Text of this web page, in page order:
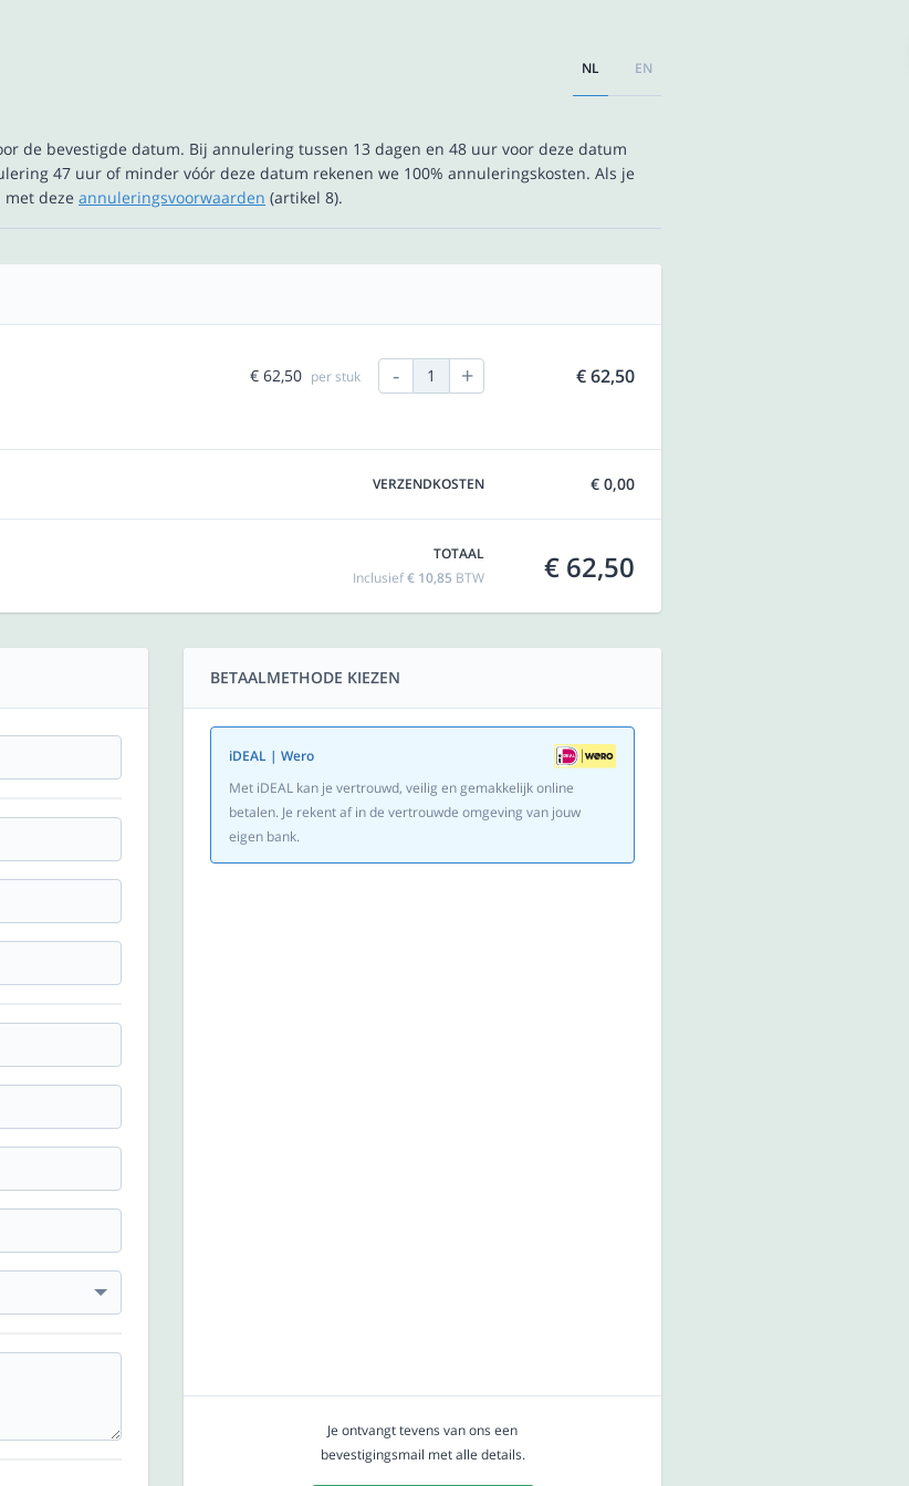
NL EN
de bevestigde datum. Bij annulering tussen 13 dagen en 48 uur voor deze datum
47 uur of minder vóór deze datum rekenen we 100% annuleringskosten. Als je
deze annuleringsvoorwaarden (artikel 8).
€ 62,50 per stuk - 1 + € 62,50
VERZENDKOSTEN € 0,00
TOTAAL
Inclusief€ 10,85 BTW € 62,50
BETAALMETHODE KIEZEN
iDEAL | Wero
Met iDEAL kan je vertrouwd, veilig en gemakkelijk online
betalen. Je rekent af in de vertrouwde omgeving van jouw
eigen bank.
Je ontvangt tevens van ons een
bevestigingsmail met alle details.